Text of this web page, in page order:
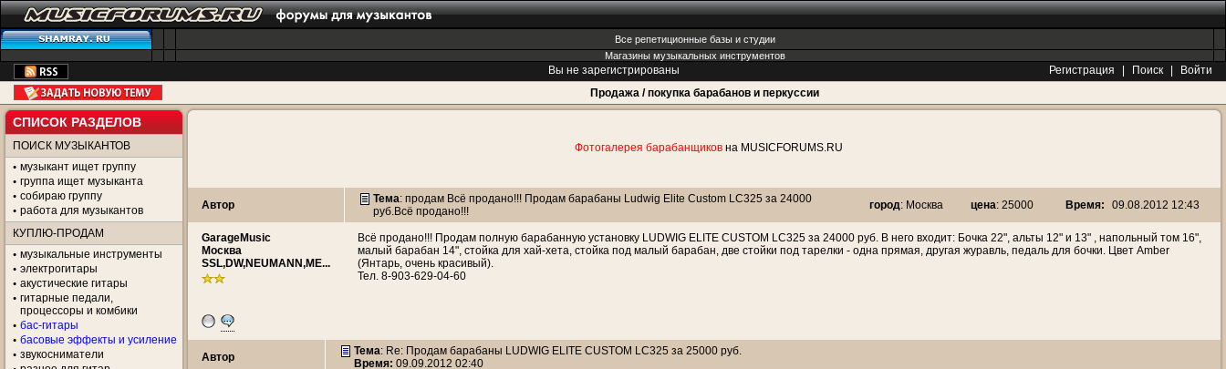
Все репетиционные базы и студии
Магазины музыкальных инструментов
Вы не зарегистрированы Регистрация Поиск
Войти
Продажа / покупка барабанов и перкуссии
СПИСОК РАЗДЕЛОВ
ПОИСК МУЗЫКАНТОВ
музыкант ищет группу
группа ищет музыканта
собираю группу
работа для музыкантов
КУПЛЮ-ПРОДАМ
музыкальные инструменты
электрогитары
акустические гитары
гитарные педали,
процессоры и комбики
бас-гитары
басовые эффекты и усиление
звукосниматели
Фотогалерея барабанщиков на MUSICFORUMS.RU
Автор Тема: продам Всё продано!!! Продам барабаны Ludwig Elite Custom LC325 за 24000
руб.Всё продано!!!
город: Москва цена: 25000 Время: 09.08.2012 12:43
GarageMusic
Москва
SSL,DW,NEUMANN,ME...
Всё продано!!! Продам полную барабанную установку LUDWIG ELITE CUSTOM LC325 за 24000 руб. В него входит: Бочка 22", альты 12" и 13" , напольный том 16",
малый барабан 14", стойка для хай-хета, стойка под малый барабан, две стойки под тарелки - одна прямая, другая журавль, педаль для бочки. Цвет Amber
(Янтарь, очень красивый).
Тел. 8-903-629-04-60
Автор Тема: Re: Продам барабаны LUDWIG ELITE CUSTOM LC325 за 25000 руб.
Время: 09.09.2012 02:40